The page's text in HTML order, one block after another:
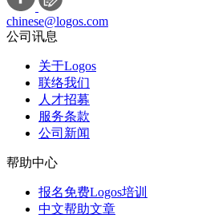
chinese@logos.com
公司讯息
关于Logos
联络我们
人才招募
服务条款
公司新闻
帮助中心
报名免费Logos培训
中文帮助文章